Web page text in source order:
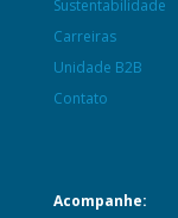
Sustentabilidade
Carreiras
Unidade B2B
Contato
Acompanhe: